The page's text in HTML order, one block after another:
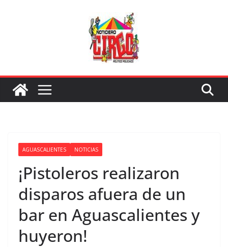
AGUASCALIENTES NOTICIAS
¡Pistoleros realizaron
disparos afuera de un
bar en Aguascalientes y
huyeron!